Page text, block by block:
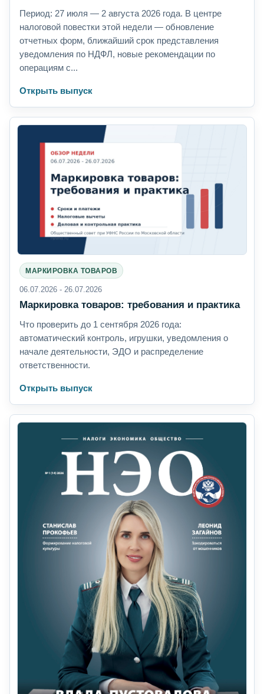
Период: 27 июля — 2 августа 2026 года. В центре
налоговой повестки этой недели — обновление
отчетных форм, ближайший срок представления
уведомления по НДФЛ, новые рекомендации по
операциям с...
Открыть выпуск
МАРКИРОВКА ТОВАРОВ
06.07.2026 - 26.07.2026
Маркировка товаров: требования и практика
Что проверить до 1 сентября 2026 года:
автоматический контроль, игрушки, уведомления о
начале деятельности, ЭДО и распределение
ответственности.
Открыть выпуск